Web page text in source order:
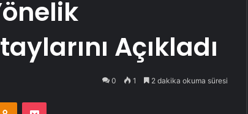
Açıkladı
0 1 2 dakika okuma süresi
Odnoklassniki
Pocket